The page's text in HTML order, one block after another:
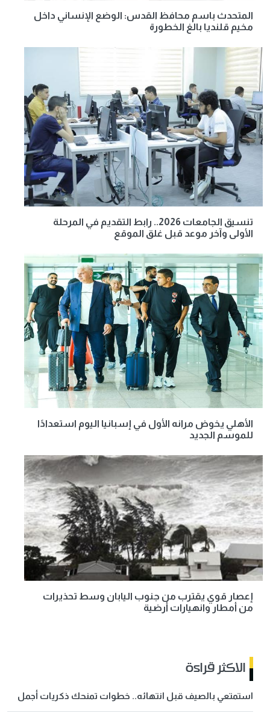
المتحدث باسم محافظ القدس: الوضع الإنساني داخل
مخيم قلنديا بالغ الخطورة
تنسيق الجامعات 2026.. رابط التقديم في المرحلة
الأولى وآخر موعد قبل غلق الموقع
الأهلي يخوض مرانه الأول في إسبانيا اليوم استعدادًا
للموسم الجديد
إعصار قوي يقترب من جنوب اليابان وسط تحذيرات
من أمطار وانهيارات أرضية
الاكثر قراءة
استمتعي بالصيف قبل انتهائه.. خطوات تمنحك ذكريات أجمل